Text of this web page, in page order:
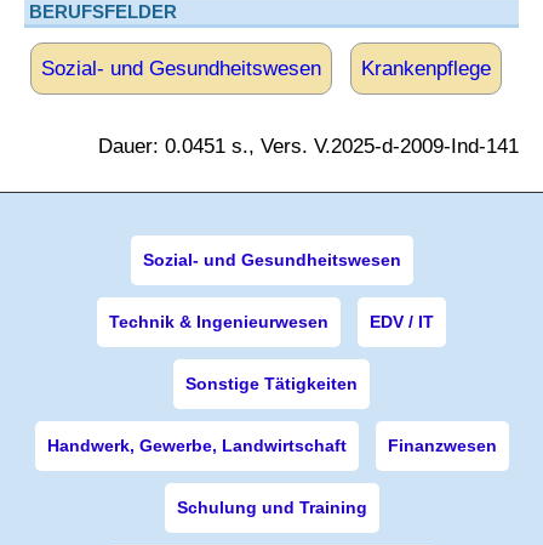
BERUFSFELDER
Sozial- und Gesundheitswesen Krankenpflege
Dauer: 0.0451 s., Vers. V.2025-d-2009-Ind-141
Sozial- und Gesundheitswesen
Technik & Ingenieurwesen EDV / IT
Sonstige Tätigkeiten
Handwerk, Gewerbe, Landwirtschaft Finanzwesen
Schulung und Training